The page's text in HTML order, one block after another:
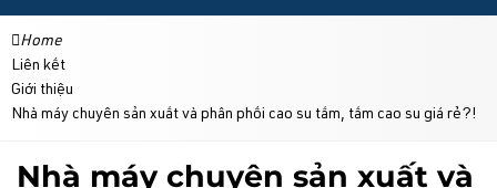
Home
Liên kết
Giới thiệu
Nhà máy chuyên sản xuất và phân phối cao su tấm, tấm cao su giá rẻ?!
Nhà máy chuyên sản xuất và